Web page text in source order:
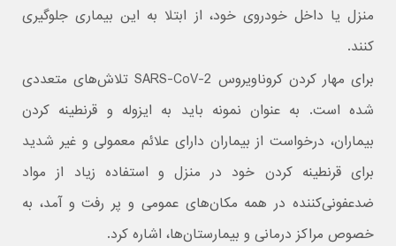
منزل یا داخل خودروی خود، از ابتلا به این بیماری جلوگیری
کنند.
برای مهار کردن کروناویروس SARS-CoV-2 تلاش‌های متعددی
شده است. به عنوان نمونه باید به ایزوله و قرنطینه کردن
بیماران، درخواست از بیماران دارای علائم معمولی و غیر شدید
برای قرنطینه کردن خود در منزل و استفاده زیاد از مواد
ضدعفونی‌کننده در همه مکان‌های عمومی و پر رفت و آمد، به
خصوص مراکز درمانی و بیمارستان‌ها، اشاره کرد.